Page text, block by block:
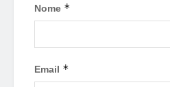
Nome *
Email *